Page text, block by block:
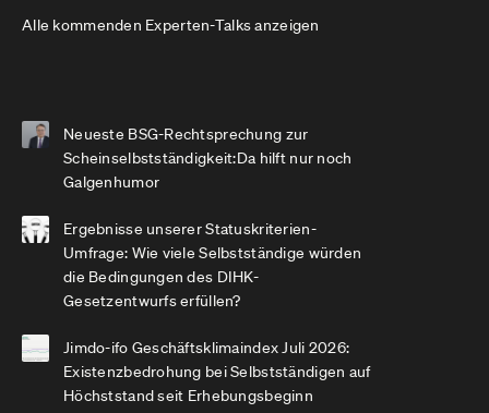
Alle kommenden Experten-Talks anzeigen
Neueste BSG-Rechtsprechung zur
Scheinselbstständigkeit:Da hilft nur noch
Galgenhumor
Ergebnisse unserer Statuskriterien-
Umfrage: Wie viele Selbstständige würden
die Bedingungen des DIHK-
Gesetzentwurfs erfüllen?
Jimdo-ifo Geschäftsklimaindex Juli 2026:
Existenzbedrohung bei Selbstständigen auf
Höchststand seit Erhebungsbeginn